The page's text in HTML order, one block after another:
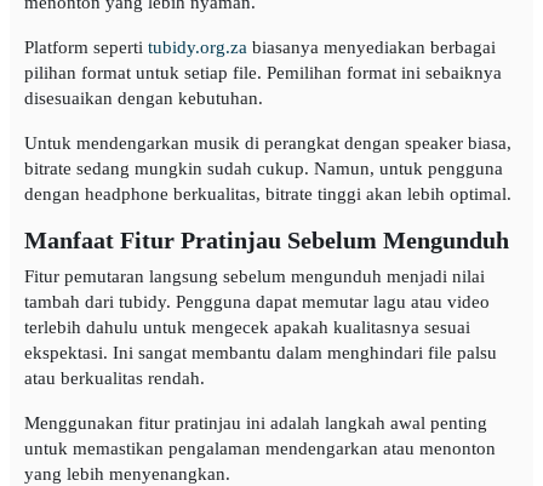
Platform seperti tubidy.org.za biasanya menyediakan berbagai
pilihan format untuk setiap file. Pemilihan format ini sebaiknya
disesuaikan dengan kebutuhan.
Untuk mendengarkan musik di perangkat dengan speaker biasa,
bitrate sedang mungkin sudah cukup. Namun, untuk pengguna
dengan headphone berkualitas, bitrate tinggi akan lebih optimal.
Manfaat Fitur Pratinjau Sebelum Mengunduh
Fitur pemutaran langsung sebelum mengunduh menjadi nilai
tambah dari tubidy. Pengguna dapat memutar lagu atau video
terlebih dahulu untuk mengecek apakah kualitasnya sesuai
ekspektasi. Ini sangat membantu dalam menghindari file palsu
atau berkualitas rendah.
Menggunakan fitur pratinjau ini adalah langkah awal penting
untuk memastikan pengalaman mendengarkan atau menonton
yang lebih menyenangkan.